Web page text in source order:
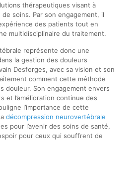
thérapeutiques visant à
soins. Par son engagement, il
des patients tout en
multidisciplinaire du traitement.
représente donc une
la gestion des douleurs
Desforges, avec sa vision et son
comment cette méthode
douleur. Son engagement envers
et l’amélioration continue des
l’importance de cette
décompression neurovertébrale
pour l’avenir des soins de santé,
pour ceux qui souffrent de